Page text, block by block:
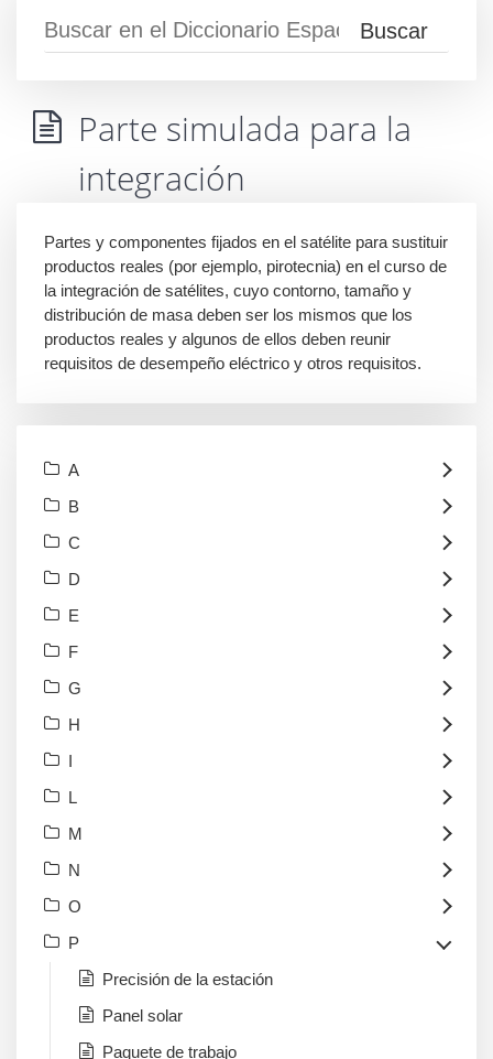
Parte simulada para la
integración
Partes y componentes fijados en el satélite para sustituir
productos reales (por ejemplo, pirotecnia) en el curso de
la integración de satélites, cuyo contorno, tamaño y
distribución de masa deben ser los mismos que los
productos reales y algunos de ellos deben reunir
requisitos de desempeño eléctrico y otros requisitos.
A
B
C
D
E
F
G
H
I
L
M
N
O
P
Precisión de la estación
Panel solar
Paquete de trabajo